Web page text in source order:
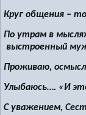
Круг общения –
По утрам в
выстроенный
Проживаю,
Улыбаюсь…. «И
С уважением,